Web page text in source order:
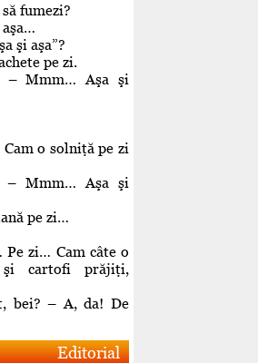
fumezi?
şi aşa”?
pe zi.
– Mmm… Aşa şi
o solniţă pe zi
– Mmm… Aşa şi
pe zi…
zi… Cam câte o
cartofi prăjiţi,
bei? – A, da! De
Editorial